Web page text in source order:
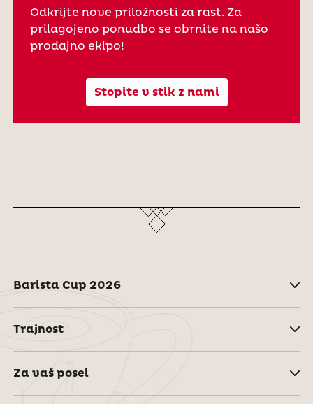
Odkrijte nove priložnosti za rast. Za
prilagojeno ponudbo se obrnite na našo
prodajno ekipo!
Stopite v stik z nami
Barista Cup 2026
Trajnost
Za vaš posel